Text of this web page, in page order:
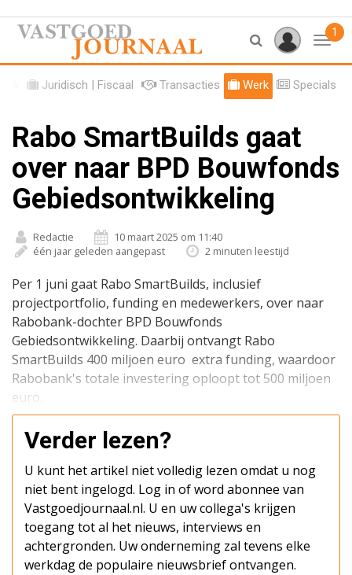
1
Juridisch | Fiscaal Transacties Werk Specials
Rabo SmartBuilds gaat
over naar BPD Bouwfonds
Gebiedsontwikkeling
Redactie
10 maart 2025 om 11:40
één jaar geleden aangepast
2 minuten leestijd
Per 1 juni gaat Rabo SmartBuilds, inclusief
projectportfolio, funding en medewerkers, over naar
Rabobank-dochter BPD Bouwfonds
Gebiedsontwikkeling. Daarbij ontvangt Rabo
SmartBuilds 400 miljoen euro extra funding, waardoor
Rabobank's totale investering oploopt tot 500 miljoen
euro.
Verder lezen?
U kunt het artikel niet volledig lezen omdat u nog
niet bent ingelogd. Log in of word abonnee van
Vastgoedjournaal.nl. U en uw collega's krijgen
toegang tot al het nieuws, interviews en
achtergronden. Uw onderneming zal tevens elke
werkdag de populaire nieuwsbrief ontvangen.